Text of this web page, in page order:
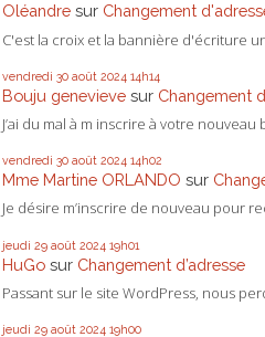
Oléandre sur Changement
C'est la croix et la bannière d'écriture
vendredi 30 août 2024 14h14
Bouju genevieve sur Changement
J’ai du mal à m inscrire à votre nouveau
vendredi 30 août 2024 14h02
Mme Martine ORLANDO sur
Je désire m’inscrire de nouveau pour
jeudi 29 août 2024 19h01
HuGo sur Changement d’adresse
Passant sur le site WordPress, nous
jeudi 29 août 2024 19h00